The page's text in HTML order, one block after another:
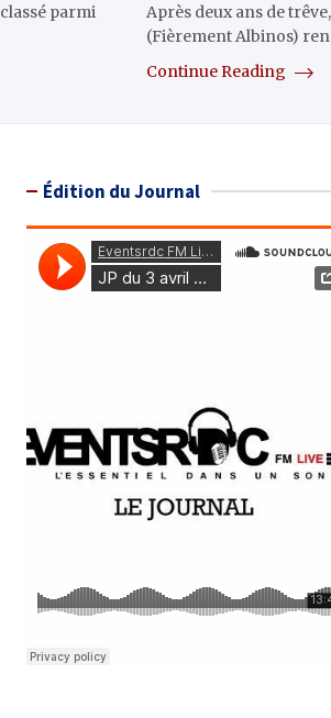
parmi
Après deux ans de
(Fièrement Albinos)
Continue Reading
Édition du Journal